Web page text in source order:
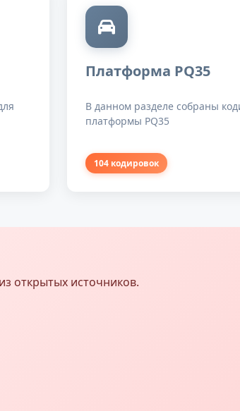
Платформа PQ35
В данном разделе собраны
платформы PQ35
104 кодировок
открытых источников.